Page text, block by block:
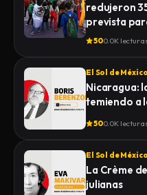
redujeron
prevista
500.0K
El Sol de México
Nicaragua:
temiendo a
500.0K
El Sol de México
La Crème
julianas